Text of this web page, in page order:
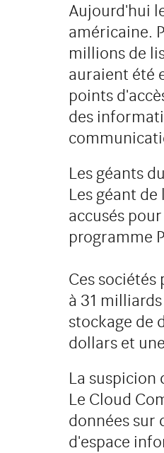
Aujourd'hui
américaine.
millions de
auraient été
points
des
Les géants
Les géant
accusés
programme
Ces
à 31
stockage de
dollars et
La suspicion
Le Cloud
données sur
d'espace